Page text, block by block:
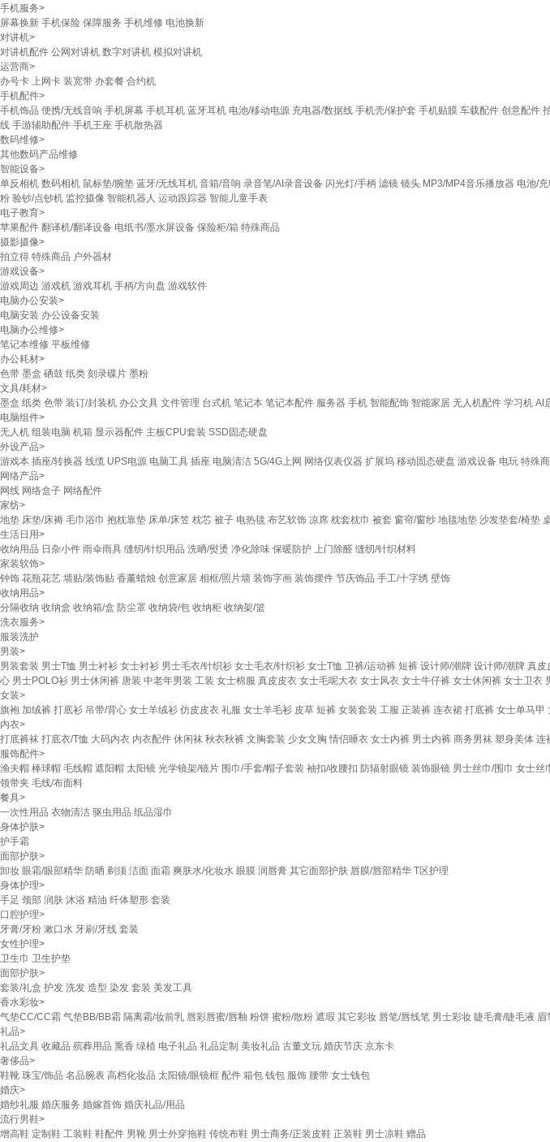
手机服务>
屏幕换新 手机保险 保障服务 手机维修 电池换新
对讲机>
对讲机配件 公网对讲机 数字对讲机 模拟对讲机
运营商>
办号卡 上网卡 装宽带 办套餐 合约机
手机配件>
手机饰品 便携/无线音响 手机屏幕 手机耳机 蓝牙耳机 电池/移动电源 充电器/数据线 手机壳/保护套 手机贴膜 车载配件 创意配件
线 手游辅助配件 手机王座 手机散热器
数码维修>
其他数码产品维修
智能设备>
单反相机 数码相机 鼠标垫/腕垫 蓝牙/无线耳机 音箱/音响 录音笔/AI录音设备 闪光灯/手柄 滤镜 镜头 MP3/MP4音乐播放器 电池/
粉 验钞/点钞机 监控摄像 智能机器人 运动跟踪器 智能儿童手表
电子教育>
苹果配件 翻译机/翻译设备 电纸书/墨水屏设备 保险柜/箱 特殊商品
摄影摄像>
拍立得 特殊商品 户外器材
游戏设备>
游戏周边 游戏机 游戏耳机 手柄/方向盘 游戏软件
电脑办公安装>
电脑安装 办公设备安装
电脑办公维修>
笔记本维修 平板维修
办公耗材>
色带 墨盒 硒鼓 纸类 刻录碟片 墨粉
文具/耗材>
墨盒 纸类 色带 装订/封装机 办公文具 文件管理 台式机 笔记本 笔记本配件 服务器 手机 智能配饰 智能家居 无人机配件 学习机 AI
电脑组件>
无人机 组装电脑 机箱 显示器配件 主板CPU套装 SSD固态硬盘
外设产品>
游戏本 插座/转换器 线缆 UPS电源 电脑工具 插座 电脑清洁 5G/4G上网 网络仪表仪器 扩展坞 移动固态硬盘 游戏设备 电玩 特殊
网络产品>
网线 网络盒子 网络配件
家纺>
地垫 床垫/床褥 毛巾浴巾 抱枕靠垫 床单/床笠 枕芯 被子 电热毯 布艺软饰 凉席 枕套枕巾 被套 窗帘/窗纱 地毯地垫 沙发垫套/椅垫
生活日用>
收纳用品 日杂小件 雨伞雨具 缝纫/针织用品 洗晒/熨烫 净化除味 保暖防护 上门除醛 缝纫/针织材料
家装软饰>
钟饰 花瓶花艺 墙贴/装饰贴 香薰蜡烛 创意家居 相框/照片墙 装饰字画 装饰摆件 节庆饰品 手工/十字绣 壁饰
收纳用品>
分隔收纳 收纳盒 收纳箱/盒 防尘罩 收纳袋/包 收纳柜 收纳架/篮
洗衣服务>
服装洗护
男装>
男装套装 男士T恤 男士衬衫 女士衬衫 男士毛衣/针织衫 女士毛衣/针织衫 女士T恤 卫裤/运动裤 短裤 设计师/潮牌 设计师/潮牌 真皮
心 男士POLO衫 男士休闲裤 唐装 中老年男装 工装 女士棉服 真皮皮衣 女士毛呢大衣 女士风衣 女士牛仔裤 女士休闲裤 女士卫衣
女装>
旗袍 加绒裤 打底衫 吊带/背心 女士羊绒衫 仿皮皮衣 礼服 女士羊毛衫 皮草 短裤 女装套装 工服 正装裤 连衣裙 打底裤 女士单马甲
内衣>
打底裤袜 打底衣/T恤 大码内衣 内衣配件 休闲袜 秋衣秋裤 文胸套装 少女文胸 情侣睡衣 女士内裤 男士内裤 商务男袜 塑身美体 连
服饰配件>
渔夫帽 棒球帽 毛线帽 遮阳帽 太阳镜 光学镜架/镜片 围巾/手套/帽子套装 袖扣/收腰扣 防辐射眼镜 装饰眼镜 男士丝巾/围巾 女士丝
领带夹 毛线/布面料
餐具>
一次性用品 衣物清洁 驱虫用品 纸品湿巾
身体护肤>
护手霜
面部护肤>
卸妆 眼霜/眼部精华 防晒 剃须 洁面 面霜 爽肤水/化妆水 眼膜 润唇膏 其它面部护肤 唇膜/唇部精华 T区护理
身体护理>
手足 颈部 润肤 沐浴 精油 纤体塑形 套装
口腔护理>
牙膏/牙粉 漱口水 牙刷/牙线 套装
女性护理>
卫生巾 卫生护垫
面部护肤>
套装/礼盒 护发 洗发 造型 染发 套装 美发工具
香水彩妆>
气垫CC/CC霜 气垫BB/BB霜 隔离霜/妆前乳 唇彩唇蜜/唇釉 粉饼 蜜粉/散粉 遮瑕 其它彩妆 唇笔/唇线笔 男士彩妆 睫毛膏/睫毛液 眉
礼品>
礼品文具 收藏品 殡葬用品 熏香 绿植 电子礼品 礼品定制 美妆礼品 古董文玩 婚庆节庆 京东卡
奢侈品>
鞋靴 珠宝/饰品 名品腕表 高档化妆品 太阳镜/眼镜框 配件 箱包 钱包 服饰 腰带 女士钱包
婚庆>
婚纱礼服 婚庆服务 婚嫁首饰 婚庆礼品/用品
流行男鞋>
增高鞋 定制鞋 工装鞋 鞋配件 男靴 男士外穿拖鞋 传统布鞋 男士商务/正装皮鞋 正装鞋 男士凉鞋 赠品